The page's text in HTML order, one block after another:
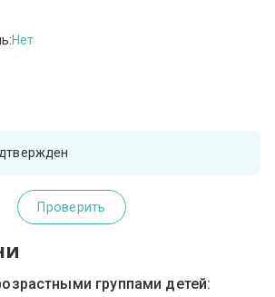
Нет
Проверить
группами детей: